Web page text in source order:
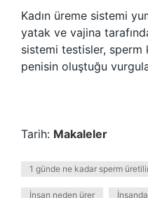
Kadın üreme sistemi
yatak ve vajina
sistemi testisler, sperm
penisin oluştuğu
Tarih: Makaleler
1 günde ne kadar sperm
İnsan neden ürer